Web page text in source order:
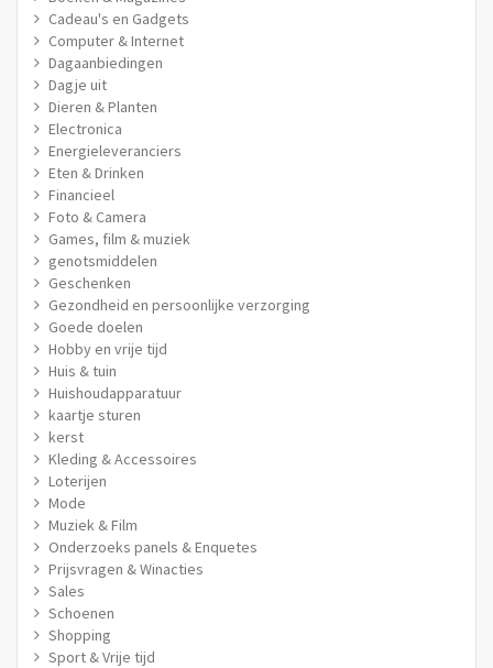
Cadeau's en Gadgets
Computer & Internet
Dagaanbiedingen
Dagje uit
Dieren & Planten
Electronica
Energieleveranciers
Eten & Drinken
Financieel
Foto & Camera
Games, film & muziek
genotsmiddelen
Geschenken
Gezondheid en persoonlijke verzorging
Goede doelen
Hobby en vrije tijd
Huis & tuin
Huishoudapparatuur
kaartje sturen
kerst
Kleding & Accessoires
Loterijen
Mode
Muziek & Film
Onderzoeks panels & Enquetes
Prijsvragen & Winacties
Sales
Schoenen
Shopping
Sport & Vrije tijd